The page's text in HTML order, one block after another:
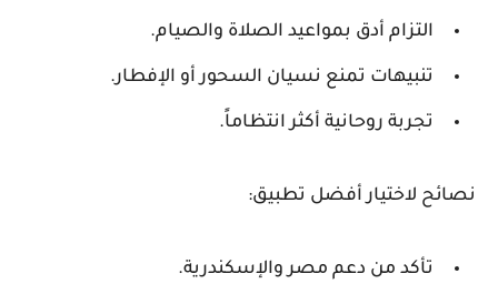
التزام أدق بمواعيد الصلاة والصيام.
تنبيهات تمنع نسيان السحور أو الإفطار.
تجربة روحانية أكثر انتظاماً.
نصائح لاختيار أفضل تطبيق:
تأكد من دعم مصر والإسكندرية.